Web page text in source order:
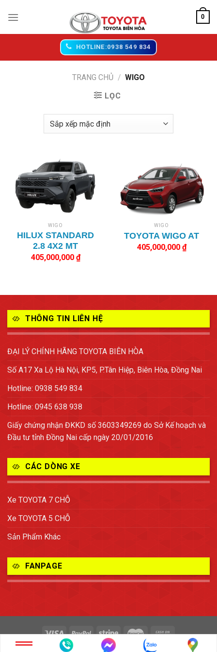
đến
0
HOTLINE:0938 549 834
TRANG CHỦ / WIGO
LỌC
WIGO
HILUX STANDARD
2.8 4X2 MT
405,000,000 ₫
WIGO
TOYOTA WIGO AT
405,000,000 ₫
THÔNG TIN LIÊN HỆ
ĐẠI LÝ CHÍNH HÃNG TOYOTA BIÊN HÒA
Số A17 Xa Lộ Hà Nội, KP5, P.Tân Hiệp, Biên Hòa, Đồng Nai
Hotline: 0938 549 834
Hotline: 0945 638 938
Giấy chứng nhận ĐKKD số 3603349269 do Sở Kế hoạch và
Đầu tư tỉnh Đồng Nai cấp ngày 20/01/2016
CÁC DÒNG XE
Xe TOYOTA 7 CHỖ
Xe TOYOTA 5 CHỖ
Sản Phẩm Khác
FANPAGE
Copyright 2026 © TOYOTA BIÊN HÒA - ĐỒNG NAI